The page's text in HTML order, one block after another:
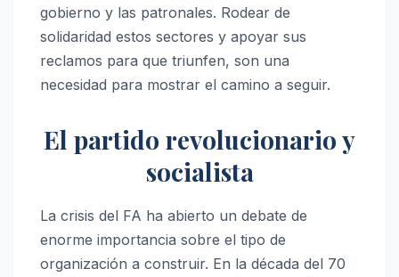
gobierno y las patronales. Rodear de
solidaridad estos sectores y apoyar sus
reclamos para que triunfen, son una
necesidad para mostrar el camino a seguir.
El partido revolucionario y
socialista
La crisis del FA ha abierto un debate de
enorme importancia sobre el tipo de
organización a construir. En la década del 70